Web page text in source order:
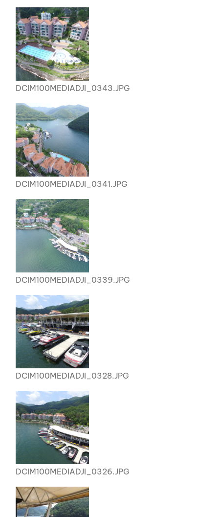
DCIM100MEDIADJI_0343.JPG
DCIM100MEDIADJI_0341.JPG
DCIM100MEDIADJI_0339.JPG
DCIM100MEDIADJI_0328.JPG
DCIM100MEDIADJI_0326.JPG